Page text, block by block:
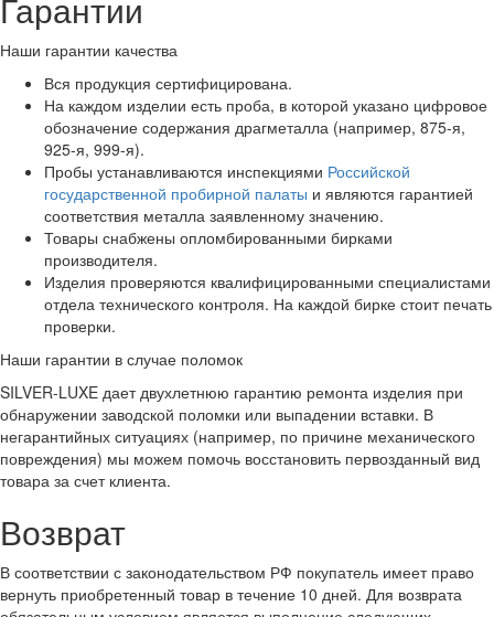
Гарантии
Наши гарантии качества
Вся продукция сертифицирована.
На каждом изделии есть проба, в которой указано цифровое
обозначение содержания драгметалла (например, 875-я,
925-я, 999-я).
Пробы устанавливаются инспекциями Российской
государственной пробирной палаты и являются гарантией
соответствия металла заявленному значению.
Товары снабжены опломбированными бирками
производителя.
Изделия проверяются квалифицированными специалистами
отдела технического контроля. На каждой бирке стоит печать
проверки.
Наши гарантии в случае поломок
SILVER-LUXE дает двухлетнюю гарантию ремонта изделия при
обнаружении заводской поломки или выпадении вставки. В
негарантийных ситуациях (например, по причине механического
повреждения) мы можем помочь восстановить первозданный вид
товара за счет клиента.
Возврат
В соответствии с законодательством РФ покупатель имеет право
вернуть приобретенный товар в течение 10 дней. Для возврата